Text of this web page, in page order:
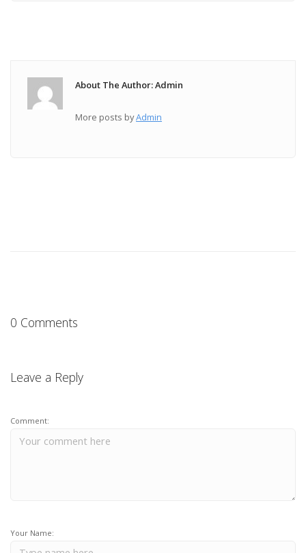
About The Author: Admin
More posts byAdmin
0 Comments
Leave a Reply
Comment:
Your Name: